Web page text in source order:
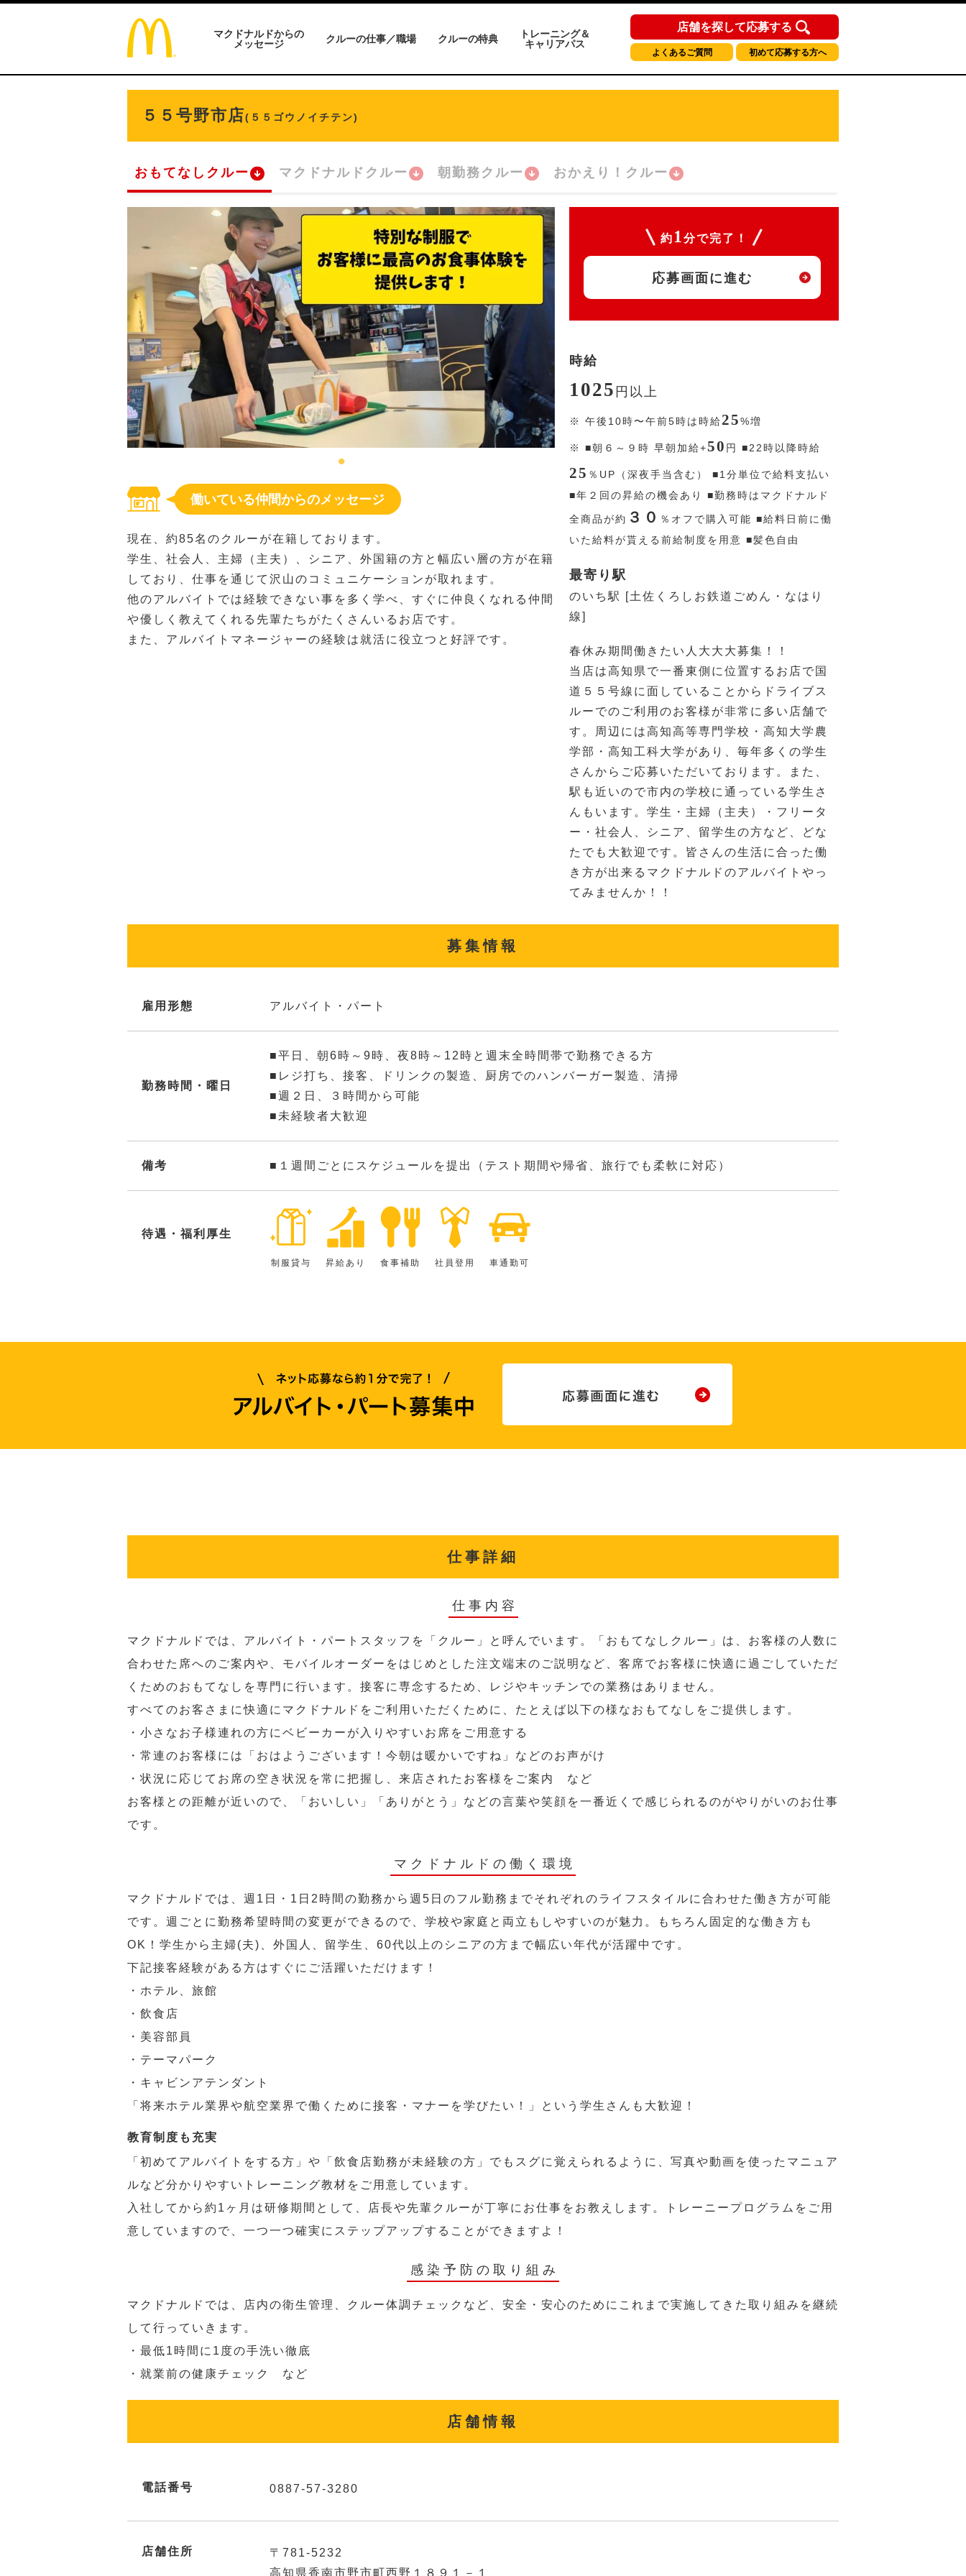
マクドナルドからの
メッセージ
クルーの仕事／職場 クルーの特典
トレーニング＆
キャリアパス
店舗を探して応募する
よくあるご質問 初めて応募する方へ
５５号野市店(５５ゴウノイチテン)
おもてなしクルー マクドナルドクルー 朝勤務クルー おかえり！クルー
働いている仲間からのメッセージ
現在、約85名のクルーが在籍しております。
学生、社会人、主婦（主夫）、シニア、外国籍の方と幅広い層の方が在籍
しており、仕事を通じて沢山のコミュニケーションが取れます。
他のアルバイトでは経験できない事を多く学べ、すぐに仲良くなれる仲間
や優しく教えてくれる先輩たちがたくさんいるお店です。
また、アルバイトマネージャーの経験は就活に役立つと好評です。
約 1 分で完了！
応募画面に進む
時給
1025 円 以上
※ 午後10時〜午前5時は時給25%増
※ ■朝６～９時 早朝加給+50 円 ■22時以降時給
25 ％ UP（深夜手当含む） ■1分単位で給料支払い
■年２回の昇給の機会あり ■勤務時はマクドナルド
全商品が約 ３０ ％ オフで購入可能 ■給料日前に働
いた給料が貰える前給制度を用意 ■髪色自由
最寄り駅
のいち駅 [土佐くろしお鉄道ごめん・なはり
線]
春休み期間働きたい人大大大募集！！
当店は高知県で一番東側に位置するお店で国
道５５号線に面していることからドライブス
ルーでのご利用のお客様が非常に多い店舗で
す。周辺には高知高等専門学校・高知大学農
学部・高知工科大学があり、毎年多くの学生
さんからご応募いただいております。また、
駅も近いので市内の学校に通っている学生さ
んもいます。学生・主婦（主夫）・フリータ
ー・社会人、シニア、留学生の方など、どな
たでも大歓迎です。皆さんの生活に合った働
き方が出来るマクドナルドのアルバイトやっ
てみませんか！！
募集情報
雇用形態 アルバイト・パート
勤務時間・曜日
■平日、朝6時～9時、夜8時～12時と週末全時間帯で勤務できる方
■レジ打ち、接客、ドリンクの製造、厨房でのハンバーガー製造、清掃
■週２日、３時間から可能
■未経験者大歓迎
備考 ■１週間ごとにスケジュールを提出（テスト期間や帰省、旅行でも柔軟に対応）
待遇・福利厚生
制服貸与 昇給あり 食事補助 社員登用 車通勤可
仕事詳細
仕事内容
マクドナルドでは、アルバイト・パートスタッフを「クルー」と呼んでいます。「おもてなしクルー」は、お客様の人数に
合わせた席へのご案内や、モバイルオーダーをはじめとした注文端末のご説明など、客席でお客様に快適に過ごしていただ
くためのおもてなしを専門に行います。接客に専念するため、レジやキッチンでの業務はありません。
すべてのお客さまに快適にマクドナルドをご利用いただくために、たとえば以下の様なおもてなしをご提供します。
・小さなお子様連れの方にベビーカーが入りやすいお席をご用意する
・常連のお客様には「おはようございます！今朝は暖かいですね」などのお声がけ
・状況に応じてお席の空き状況を常に把握し、来店されたお客様をご案内 など
お客様との距離が近いので、「おいしい」「ありがとう」などの言葉や笑顔を一番近くで感じられるのがやりがいのお仕事
です。
マクドナルドの働く環境
マクドナルドでは、週1日・1日2時間の勤務から週5日のフル勤務までそれぞれのライフスタイルに合わせた働き方が可能
です。週ごとに勤務希望時間の変更ができるので、学校や家庭と両立もしやすいのが魅力。もちろん固定的な働き方も
OK！学生から主婦(夫)、外国人、留学生、60代以上のシニアの方まで幅広い年代が活躍中です。
下記接客経験がある方はすぐにご活躍いただけます！
・ホテル、旅館
・飲食店
・美容部員
・テーマパーク
・キャビンアテンダント
「将来ホテル業界や航空業界で働くために接客・マナーを学びたい！」という学生さんも大歓迎！
教育制度も充実
「初めてアルバイトをする方」や「飲食店勤務が未経験の方」でもスグに覚えられるように、写真や動画を使ったマニュア
ルなど分かりやすいトレーニング教材をご用意しています。
入社してから約1ヶ月は研修期間として、店長や先輩クルーが丁寧にお仕事をお教えします。トレーニープログラムをご用
意していますので、一つ一つ確実にステップアップすることができますよ！
感染予防の取り組み
マクドナルドでは、店内の衛生管理、クルー体調チェックなど、安全・安心のためにこれまで実施してきた取り組みを継続
して行っていきます。
・最低1時間に1度の手洗い徹底
・就業前の健康チェック など
店舗情報
電話番号 0887-57-3280
店舗住所
〒781-5232
高知県香南市野市町西野１８９１－１